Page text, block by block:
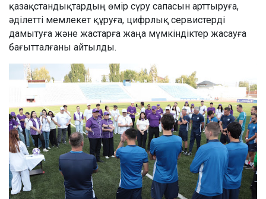
қазақстандықтардың өмір сүру сапасын арттыруға,
әділетті мемлекет құруға, цифрлық сервистерді
дамытуға және жастарға жаңа мүмкіндіктер жасауға
бағытталғаны айтылды.